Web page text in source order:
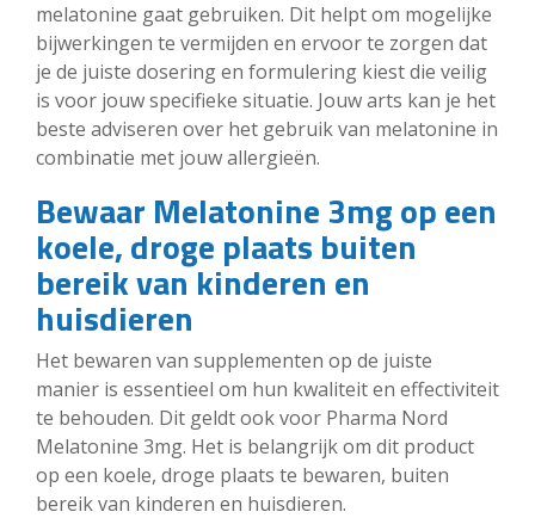
melatonine gaat gebruiken. Dit helpt om mogelijke
bijwerkingen te vermijden en ervoor te zorgen dat
je de juiste dosering en formulering kiest die veilig
is voor jouw specifieke situatie. Jouw arts kan je het
beste adviseren over het gebruik van melatonine in
combinatie met jouw allergieën.
Bewaar Melatonine 3mg op een
koele, droge plaats buiten
bereik van kinderen en
huisdieren
Het bewaren van supplementen op de juiste
manier is essentieel om hun kwaliteit en effectiviteit
te behouden. Dit geldt ook voor Pharma Nord
Melatonine 3mg. Het is belangrijk om dit product
op een koele, droge plaats te bewaren, buiten
bereik van kinderen en huisdieren.